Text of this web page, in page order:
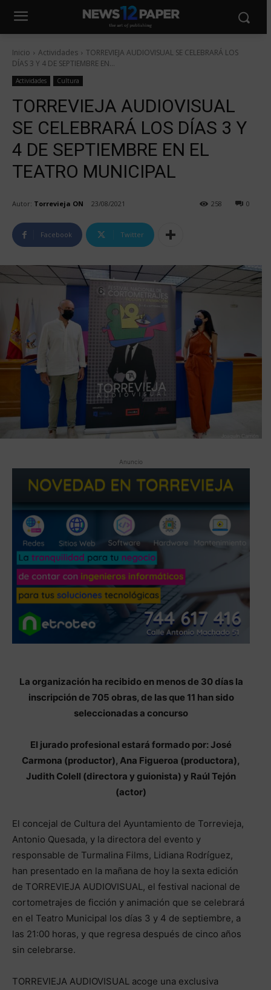
Inicio Actividades
TORREVIEJA AUDIOVISUAL SE CELEBRARÁ LOS
DÍAS 3 Y 4 DE SEPTIEMBRE EN...
Actividades Cultura
TORREVIEJA AUDIOVISUAL
SE CELEBRARÁ LOS DÍAS 3 Y
4 DE SEPTIEMBRE EN EL
TEATRO MUNICIPAL
Autor: Torrevieja ON 23/08/2021 0
258
Facebook Twitter
Anuncio
La organización ha recibido en menos de 30 días la
inscripción de 705 obras, de las que 11 han sido
seleccionadas a concurso
El jurado profesional estará formado por: José
Carmona (productor), Ana Figueroa (productora),
Judith Colell (directora y guionista) y Raúl Tejón
(actor)
El concejal de Cultura del Ayuntamiento de Torrevieja,
Antonio Quesada, y la directora del evento y
responsable de Turmalina Films, Lidiana Rodríguez,
han presentado en la mañana de hoy la sexta edición
de TORREVIEJA AUDIOVISUAL, el festival nacional de
cortometrajes de ficción y animación que se celebrará
en el Teatro Municipal los días 3 y 4 de septiembre, a
las 21:00 horas, y que regresa después de cinco años
sin celebrarse.
TORREVIEJA AUDIOVISUAL acoge una exclusiva